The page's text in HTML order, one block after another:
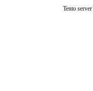
Tento